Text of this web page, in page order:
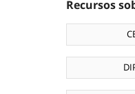
Recursos